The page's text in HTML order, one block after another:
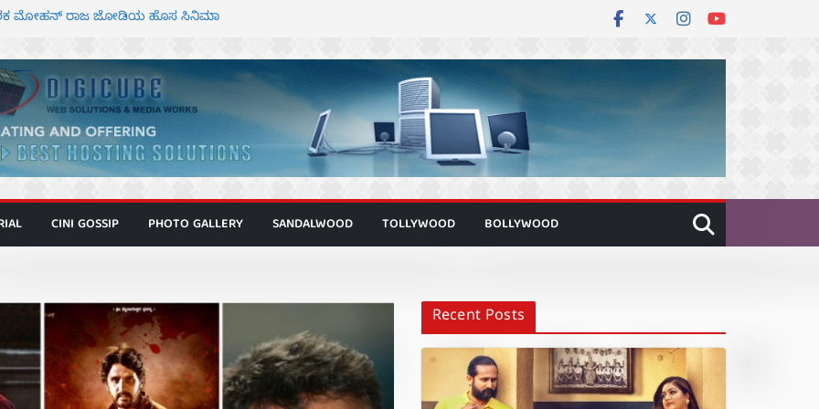
ಮೋಹನ್ ರಾಜ ಜೋಡಿಯ ಹೊಸ ಸಿನಿಮಾ
ಅಜೇಯಂ” ಹಾಡಿದ ದೃಶ್ಯ ವೈಭವ
ಅಭಿನಯದ ‘ಬಾಸ್’ ಚಿತ್ರ ತೆರೆಗೆ
ಮಿತ್ರ ಅಭಿನಯದ “ಮಹಾನ್” ಫಸ್ಟ್ ಲುಕ್
CINI GOSSIP PHOTO GALLERY SANDALWOOD TOLLYWOOD BOLLYWOOD
Recent Posts